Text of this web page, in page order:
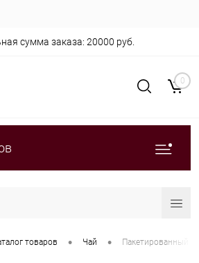
сумма заказа: 20000 руб.
0
товаров • Чай • Пакетированный